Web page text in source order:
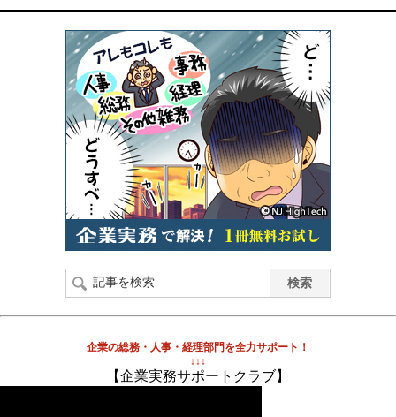
企業の総務・人事・経理部門を全力サポート！
↓↓↓
【企業実務サポートクラブ】